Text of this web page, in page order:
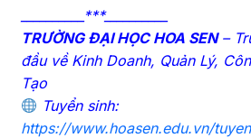
__________***__________
TRƯỜNG ĐẠI HỌC HOA SEN–
đầu về Kinh Doanh, Quản Lý,
Tạo
Tuyển sinh:
https://www.hoasen.edu.vn/